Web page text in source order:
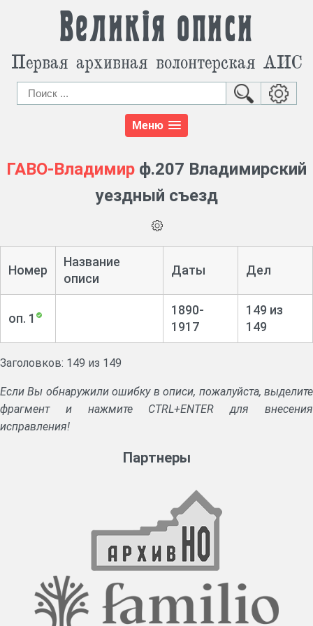
Великія описи
Первая архивная волонтерская АИС
Меню
ГАВО-Владимир ф.207 Владимирский
уездный съезд
Номер
Название
описи
Даты Дел
оп. 1
1890-
1917
149 из
149
Заголовков: 149 из 149
Если Вы обнаружили ошибку в описи, пожалуйста, выделите
фрагмент и нажмите CTRL+ENTER для внесения
исправления!
Партнеры